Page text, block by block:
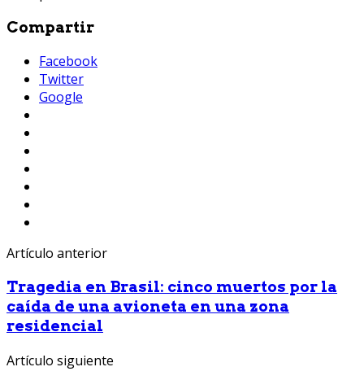
Compartir
Facebook
Twitter
Google
Artículo anterior
Tragedia en Brasil: cinco muertos por la
caída de una avioneta en una zona
residencial
Artículo siguiente